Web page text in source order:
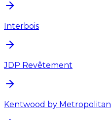
Interbois
JDP Revêtement
Kentwood by Metropolitan